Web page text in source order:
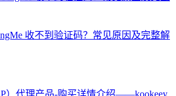
收不到验证码？常见原因及完整解